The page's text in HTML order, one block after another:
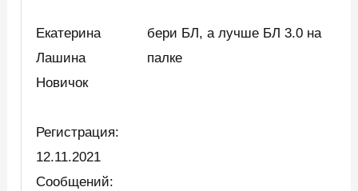
Екатерина
Лашина
Новичок
Регистрация:
12.11.2021
Сообщений:
бери БЛ, а лучше БЛ 3.0 на
палке